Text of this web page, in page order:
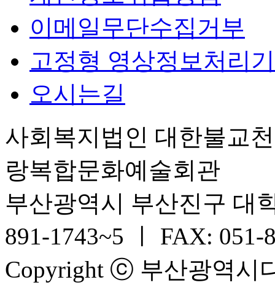
이메일무단수집거부
고정형 영상정보처리
오시는길
사회복지법인 대한불교
랑복합문화예술회관
부산광역시 부산진구 대
891-1743~5 ㅣ FAX: 051-
Copyright ⓒ 부산광역시